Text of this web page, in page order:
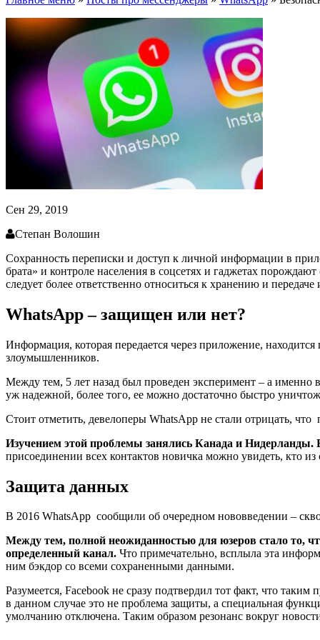
Сен 29, 2019
Степан Волошин
Сохранность переписки и доступ к личной информации в
брата» и контроле населения в соцсетях и гаджетах
следует более ответственно относиться к хранению и
WhatsApp – защищен или нет?
Информация, которая передается через приложение,
злоумышленников.
Между тем, 5 лет назад был проведен эксперимент – а именно
уж надежной, более того, ее можно достаточно быстро
Стоит отметить, девелоперы WhatsApp не стали отрицать, что
Изучением этой проблемы занялись Канада и Нидерланды.
присоединении всех контактов новичка можно увидеть, кто
Защита данных
В 2016 WhatsApp сообщили об очередном нововведении –
Между тем, полной неожиданностью для юзеров стало то,
определенный канал. Что примечательно, всплыла эта
ним бэкдор со всеми сохраненными данными.
Разумеется, Facebook не сразу подтвердил тот факт, что
в данном случае это не проблема защиты, а специальная
умолчанию отключена. Таким образом резонанс вокруг